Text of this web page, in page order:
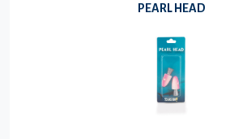
PEARL HEAD